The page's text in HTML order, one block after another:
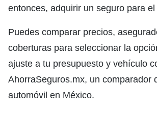
entonces, adquirir un seguro para el
Puedes comparar precios,
coberturas para seleccionar la
ajuste a tu presupuesto y vehículo
AhorraSeguros.mx, un comparador
automóvil en México.